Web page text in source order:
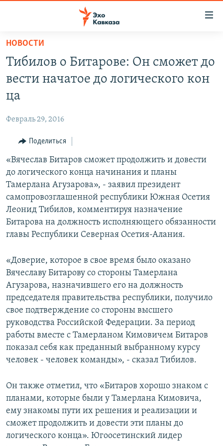
Вернуться
основному
содержанию
главной
навигации
Вернутся
поиску
НОВОСТИ
ВЕСЬ КАВКАЗ
СЕВЕРНЫЙ КАВКАЗ
АРМЕНИЯ
ТЕМЫ
ПОЛИТИКА
ОБЩЕСТВО
КУЛЬТУРА
СПОРТ
РУБРИКИ
ГОСТЬ НЕДЕЛИ
ПОЗИЦИЯ
БЛОГИ
ЧИТАЕМ ПРЕССУ
МУЛЬТИМЕДИА
ВИДЕО
ФОТО
АУДИО
ПОДКАСТЫ
АРХИВ РАДИОПРОГРАММЫ
ПРИСОЕДИНЯЙТЕСЬ!
Все сайты РСЕ/РС
НОВОСТИ
Тибилов о Битарове: Он сможет до
вести начатое до логического кон
ца
Февраль 29, 2016
Поделиться
«Вячеслав Битаров сможет продолжить и довести
до логического конца начинания и планы
Тамерлана Агузарова», - заявил президент
самопровозглашенной республики Южная Осетия
Леонид Тибилов, комментируя назначение
Битарова на должность исполняющего обязанности
главы Республики Северная Осетия-Алания.
«Доверие, которое в свое время было оказано
Вячеславу Битарову со стороны Тамерлана
Агузарова, назначившего его на должность
председателя правительства республики, получило
свое подтверждение со стороны высшего
руководства Российской Федерации. За период
работы вместе с Тамерланом Кимовичем Битаров
показал себя как преданный выбранному курсу
человек - человек команды», - сказал Тибилов.
Он также отметил, что «Битаров хорошо знаком с
планами, которые были у Тамерлана Кимовича,
ему знакомы пути их решения и реализации и
сможет продолжить и довести эти планы до
логического конца». Югоосетинский лидер